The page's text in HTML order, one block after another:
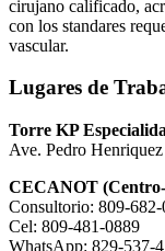
cirujano calificado,
con los standares
vascular.
Lugares de
Torre KP
Ave. Pedro
CECANOT
Consultorio: 809-682-
Cel: 809-481-0889
WhatsApp: 829-537-